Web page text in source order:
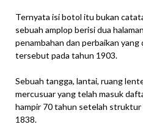
Ternyata isi botol itu bukan
sebuah amplop berisi dua
penambahan dan perbaikan
tersebut pada tahun 1903.
Sebuah tangga, lantai, ruang
mercusuar yang telah masuk
hampir 70 tahun setelah struktur
1838.